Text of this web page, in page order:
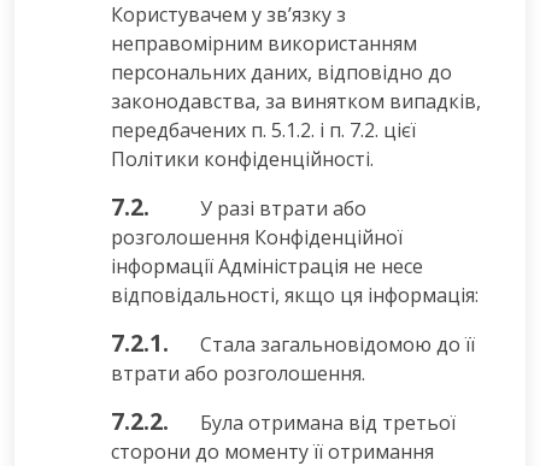
Користувачем у зв’язку з
неправомірним використанням
персональних даних, відповідно до
законодавства, за винятком випадків,
передбачених п. 5.1.2. і п. 7.2. цієї
Політики конфіденційності.
7.2.
У разі втрати або
розголошення Конфіденційної
інформації Адміністрація не несе
відповідальності, якщо ця інформація:
7.2.1.
Стала загальновідомою до її
втрати або розголошення.
7.2.2.
Була отримана від третьої
сторони до моменту її отримання